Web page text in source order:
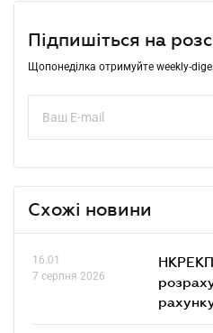
Підпишіться на
Щопонеділка отримуйте weekly-
Схожі новини
16.01
7 серпня 2026
НКРЕКП